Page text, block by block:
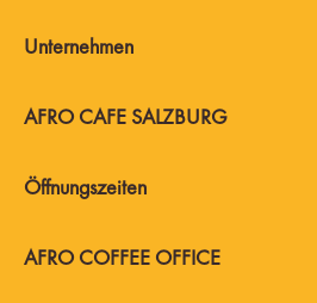
AFRO COFFEE OFFICE
AFRO CAFE SALZBURG
Unternehmen
Öffnungszeiten